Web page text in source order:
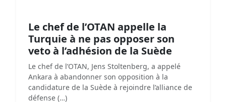
Le chef de l’OTAN appelle la
Turquie à ne pas opposer son
veto à l’adhésion de la Suède
Le chef de l’OTAN, Jens Stoltenberg, a appelé
Ankara à abandonner son opposition à la
candidature de la Suède à rejoindre l’alliance de
défense (…)